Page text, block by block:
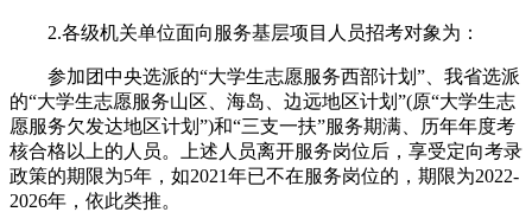
2.各级机关单位面向服务基层项目人员招考对象为：
参加团中央选派的“大学生志愿服务西部计划”、我省选派
的“大学生志愿服务山区、海岛、边远地区计划”(原“大学生志
愿服务欠发达地区计划”)和“三支一扶”服务期满、历年年度考
核合格以上的人员。上述人员离开服务岗位后，享受定向考录
政策的期限为5年，如2021年已不在服务岗位的，期限为2022-
2026年，依此类推。